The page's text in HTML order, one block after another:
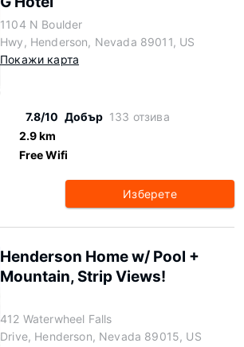
1104 N Boulder
Hwy, Henderson, Nevada 89011, US
Покажи карта
7.8/10 Добър 133 отзива
2.9 km
Free Wifi
Изберете
Henderson Home w/ Pool +
Mountain, Strip Views!
412 Waterwheel Falls
Drive, Henderson, Nevada 89015, US